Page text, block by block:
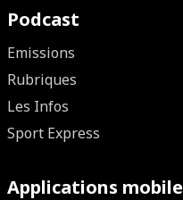
Podcast
Emissions
Rubriques
Les Infos
Sport Express
Applications mobile